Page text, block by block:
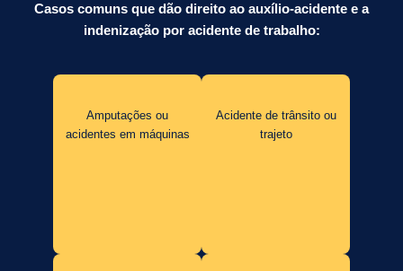
Casos comuns que dão direito ao auxílio-acidente e a
indenização por acidente de trabalho:
Amputações ou
acidentes em máquinas
Acidente de trânsito ou
trajeto